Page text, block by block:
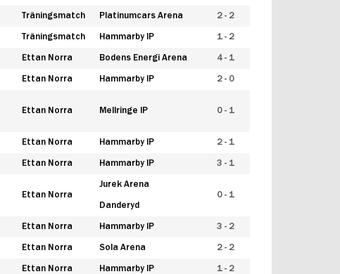
Träningsmatch Platinumcars Arena 2 - 2
Träningsmatch Hammarby IP 1 - 2
Ettan Norra Bodens Energi Arena 4 - 1
Ettan Norra Hammarby IP 2 - 0
Ettan Norra Mellringe IP 0 - 1
Ettan Norra Hammarby IP 2 - 1
Ettan Norra Hammarby IP 3 - 1
Ettan Norra
Jurek Arena
Danderyd
0 - 1
Ettan Norra Hammarby IP 3 - 2
Ettan Norra Sola Arena 2 - 2
Ettan Norra Hammarby IP 1 - 2